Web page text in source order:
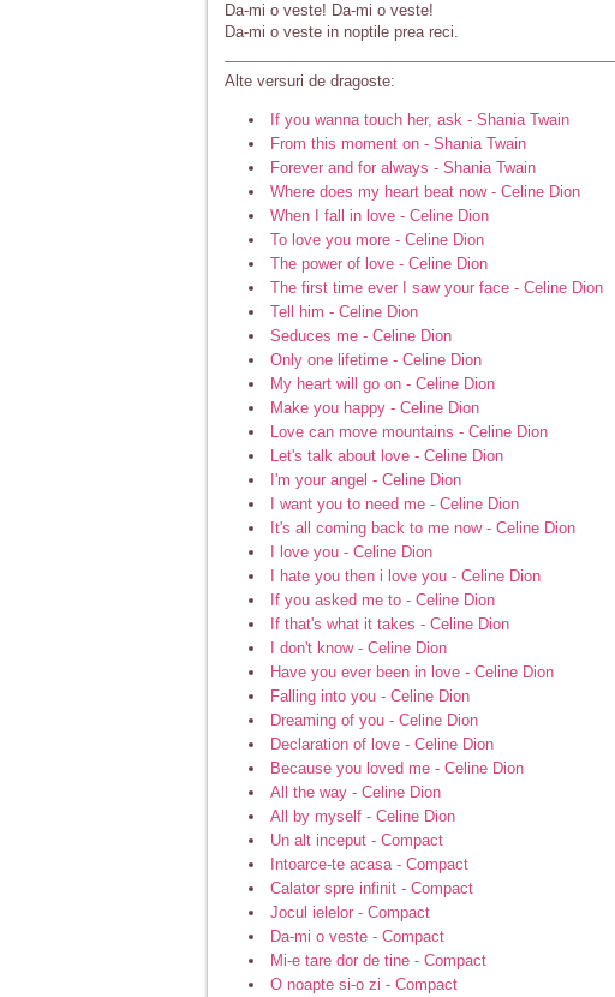
Da-mi o veste! Da-mi o veste!
Da-mi o veste in noptile prea reci.
Alte versuri de dragoste:
If you wanna touch her, ask - Shania Twain
From this moment on - Shania Twain
Forever and for always - Shania Twain
Where does my heart beat now - Celine Dion
When I fall in love - Celine Dion
To love you more - Celine Dion
The power of love - Celine Dion
The first time ever I saw your face - Celine Dion
Tell him - Celine Dion
Seduces me - Celine Dion
Only one lifetime - Celine Dion
My heart will go on - Celine Dion
Make you happy - Celine Dion
Love can move mountains - Celine Dion
Let's talk about love - Celine Dion
I'm your angel - Celine Dion
I want you to need me - Celine Dion
It's all coming back to me now - Celine Dion
I love you - Celine Dion
I hate you then i love you - Celine Dion
If you asked me to - Celine Dion
If that's what it takes - Celine Dion
I don't know - Celine Dion
Have you ever been in love - Celine Dion
Falling into you - Celine Dion
Dreaming of you - Celine Dion
Declaration of love - Celine Dion
Because you loved me - Celine Dion
All the way - Celine Dion
All by myself - Celine Dion
Un alt inceput - Compact
Intoarce-te acasa - Compact
Calator spre infinit - Compact
Jocul ielelor - Compact
Da-mi o veste - Compact
Mi-e tare dor de tine - Compact
O noapte si-o zi - Compact